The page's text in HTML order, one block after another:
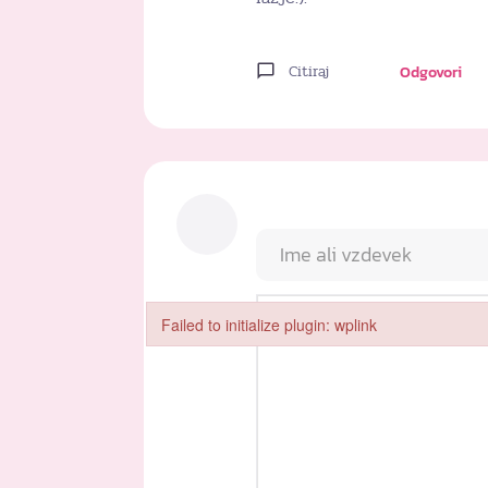
Citiraj Odgovori
Failed to initialize plugin: wplink
Failed to initialize plugin: wplink